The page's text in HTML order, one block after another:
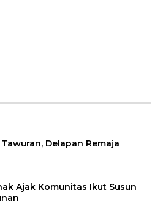
Delapan Remaja
Ajak Komunitas Ikut Susun